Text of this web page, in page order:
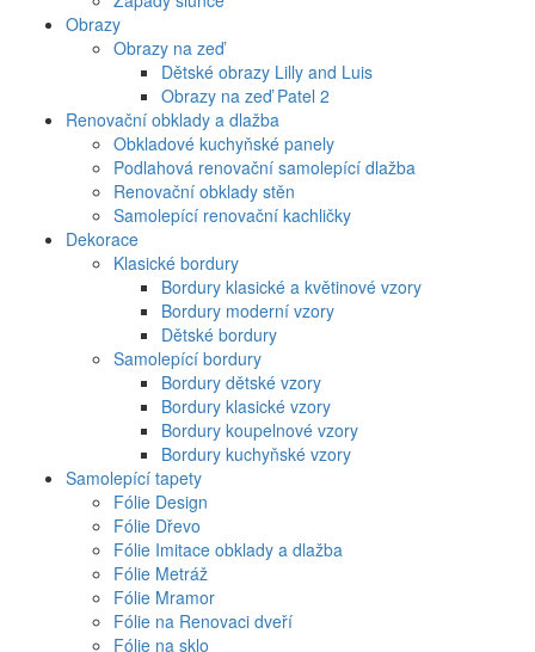
Obrazy
Obrazy na zeď
Dětské obrazy Lilly and Luis
Obrazy na zeď Patel 2
Renovační obklady a dlažba
Obkladové kuchyňské panely
Podlahová renovační samolepící dlažba
Renovační obklady stěn
Samolepící renovační kachličky
Dekorace
Klasické bordury
Bordury klasické a květinové vzory
Bordury moderní vzory
Dětské bordury
Samolepící bordury
Bordury dětské vzory
Bordury klasické vzory
Bordury koupelnové vzory
Bordury kuchyňské vzory
Samolepící tapety
Fólie Design
Fólie Dřevo
Fólie Imitace obklady a dlažba
Fólie Metráž
Fólie Mramor
Fólie na Renovaci dveří
Fólie na sklo